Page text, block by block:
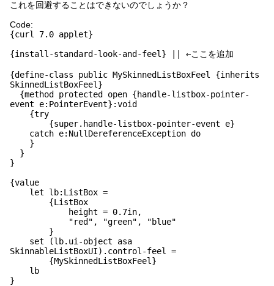
これを回避することはできないのでしょうか？
Code:
{curl 7.0 applet}
{install-standard-look-and-feel} || ←ここを追加
{define-class public MySkinnedListBoxFeel {inherits
SkinnedListBoxFeel}
{method protected open {handle-listbox-pointer-
event e:PointerEvent}:void
{try
{super.handle-listbox-pointer-event e}
catch e:NullDereferenceException do
}
}
}
{value
let lb:ListBox =
{ListBox
height = 0.7in,
"red", "green", "blue"
}
set (lb.ui-object asa
SkinnableListBoxUI).control-feel =
{MySkinnedListBoxFeel}
lb
}